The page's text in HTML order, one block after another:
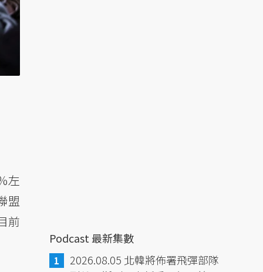
左
盟
前
Podcast 最新集數
2026.08.05 北韓將佈署飛彈部隊